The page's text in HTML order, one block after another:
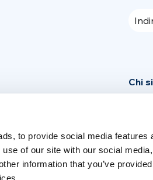
to provide social media features
of our site with our social
information that you’ve
Chi